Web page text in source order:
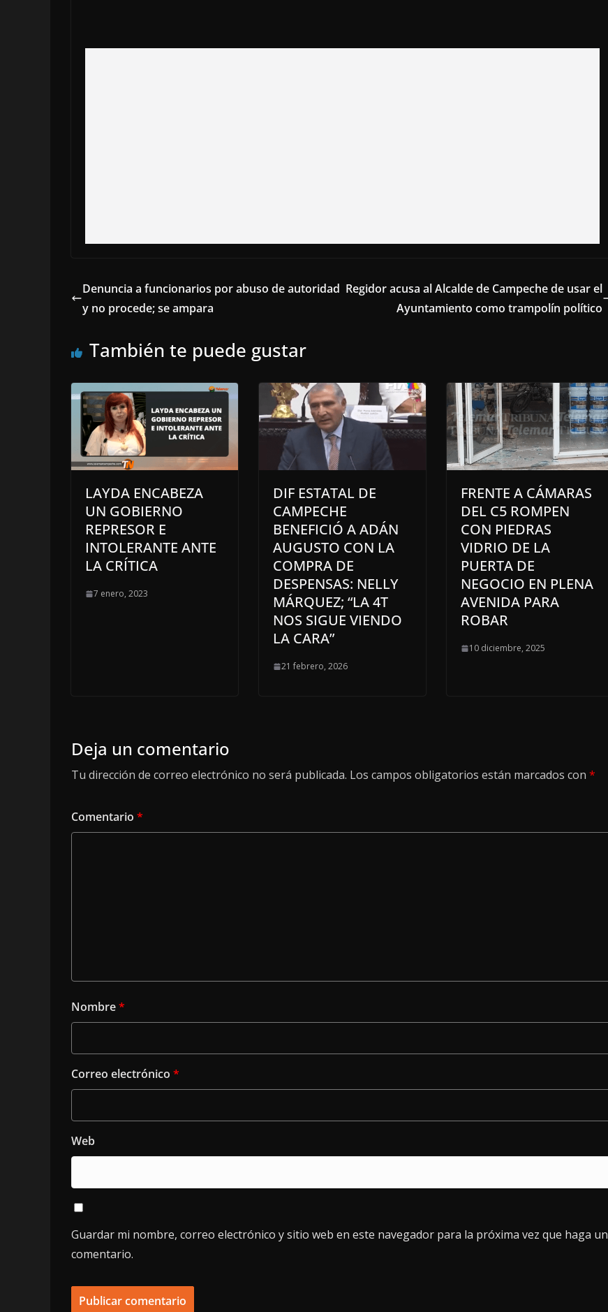
Denuncia a funcionarios por abuso de autoridad
y no procede; se ampara
Regidor acusa al Alcalde de Campeche de usar el
Ayuntamiento como trampolín político
También te puede gustar
LAYDA ENCABEZA
UN GOBIERNO
REPRESOR E
INTOLERANTE ANTE
LA CRÍTICA
7 enero, 2023
DIF ESTATAL DE
CAMPECHE
BENEFICIÓ A ADÁN
AUGUSTO CON LA
COMPRA DE
DESPENSAS: NELLY
MÁRQUEZ; “LA 4T
NOS SIGUE VIENDO
LA CARA”
21 febrero, 2026
FRENTE A CÁMARAS
DEL C5 ROMPEN
CON PIEDRAS
VIDRIO DE LA
PUERTA DE
NEGOCIO EN PLENA
AVENIDA PARA
ROBAR
10 diciembre, 2025
Deja un comentario
Tu dirección de correo electrónico no será publicada. Los campos obligatorios están marcados con *
Comentario *
Nombre*
Correo electrónico *
Web
Guardar mi nombre, correo electrónico y sitio web en este navegador para la próxima vez que haga un
comentario.